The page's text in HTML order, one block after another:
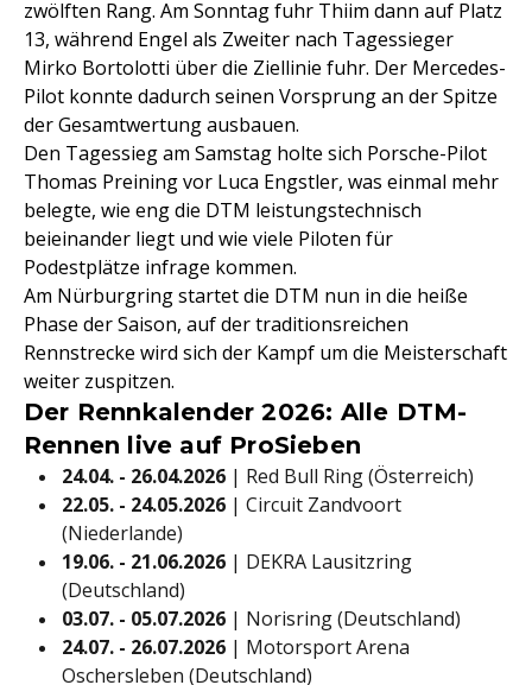
zwölften Rang. Am Sonntag fuhr Thiim dann auf Platz
13, während Engel als Zweiter nach Tagessieger
Mirko Bortolotti über die Ziellinie fuhr. Der Mercedes-
Pilot konnte dadurch seinen Vorsprung an der Spitze
der Gesamtwertung ausbauen.
Den Tagessieg am Samstag holte sich Porsche-Pilot
Thomas Preining vor Luca Engstler, was einmal mehr
belegte, wie eng die DTM leistungstechnisch
beieinander liegt und wie viele Piloten für
Podestplätze infrage kommen.
Am Nürburgring startet die DTM nun in die heiße
Phase der Saison, auf der traditionsreichen
Rennstrecke wird sich der Kampf um die Meisterschaft
weiter zuspitzen.
Der Rennkalender 2026: Alle DTM-
Rennen live auf ProSieben
24.04. - 26.04.2026 | Red Bull Ring (Österreich)
22.05. - 24.05.2026 | Circuit Zandvoort
(Niederlande)
19.06. - 21.06.2026 | DEKRA Lausitzring
(Deutschland)
03.07. - 05.07.2026 | Norisring (Deutschland)
24.07. - 26.07.2026 | Motorsport Arena
Oschersleben (Deutschland)